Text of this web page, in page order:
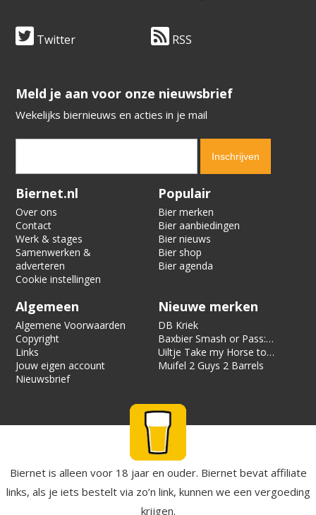
Twitter RSS
​​​​​​​Meld je aan voor onze nieuwsbrief
Wekelijks biernieuws en acties in je mail
Verification code:
Biernet.nl
Over ons
Contact
Werk & stages
Samenwerken &
adverteren
Cookie instellingen
Populair
Bier merken
Bier aanbiedingen
Bier nieuws
Bier shop
Bier agenda
Algemeen
Algemene Voorwaarden
Copyright
Links
Jouw eigen account
Nieuwsbrief
Nieuwe merken
DB Kriek
Baxbier Smash or Pass:
Strata
Uiltje Take my Horse to
the Hotel Room
Muifel 2 Guys 2 Barrels
Biernet is alleen voor 18 jaar en ouder. Biernet bevat affiliate
links, als je iets bestelt via zo’n link, kunnen we een vergoeding
krijgen.